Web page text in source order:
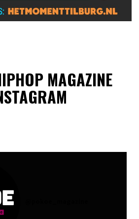
MAGAZINE